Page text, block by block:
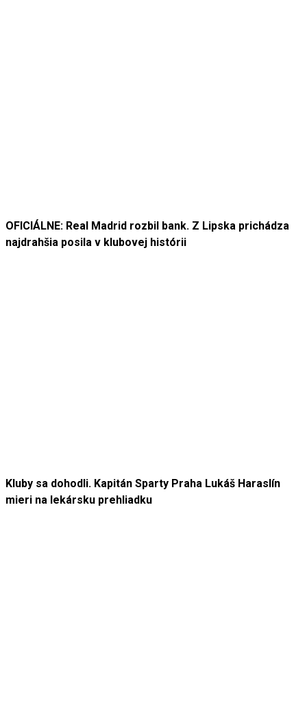
OFICIÁLNE: Real Madrid rozbil bank. Z Lipska prichádza
najdrahšia posila v klubovej histórii
Kluby sa dohodli. Kapitán Sparty Praha Lukáš Haraslín
mieri na lekársku prehliadku